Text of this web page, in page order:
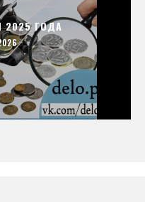
2025 ГОДА